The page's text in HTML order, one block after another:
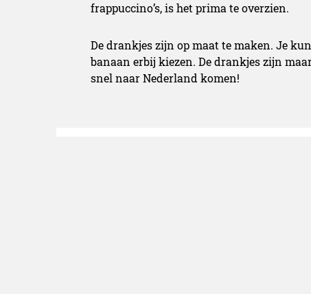
frappuccino’s, is het prima te overzien.
De drankjes zijn op maat te maken. Je
banaan erbij kiezen. De drankjes zijn
snel naar Nederland komen!